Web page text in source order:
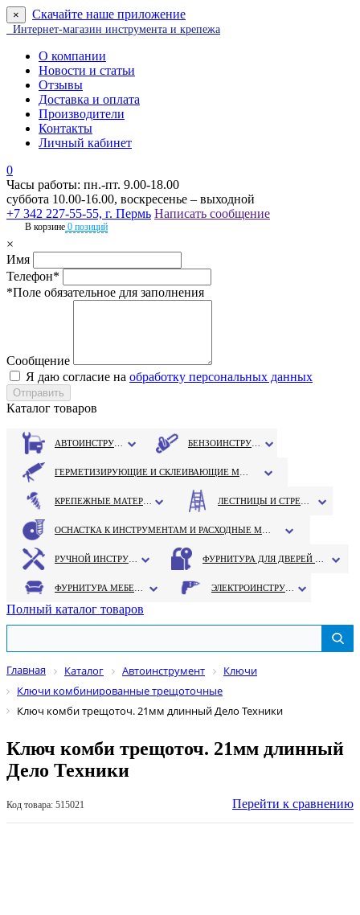
× Скачайте наше приложение
Интернет-магазин инструмента и крепежа
О компании
Новости и статьи
Отзывы
Доставка и оплата
Производители
Контакты
Личный кабинет
0
Часы работы: пн.-пт. 9.00-18.00
суббота 10.00-16.00, воскресенье – выходной
+7 342 227-55-55, г. Пермь Написать сообщение
В корзине 0 позиций
×
Имя
Телефон*
*Поле обязательное для заполнения
Сообщение
Я даю согласие на обработку персональных данных
Каталог товаров
Полный каталог товаров
Главная Каталог Автоинструмент
Ключи
Ключи комбинированные трещоточные
Ключ комби трещоточ. 21мм длинный Дело Техники
Ключ комби трещоточ. 21мм длинный
Дело Техники
Код товара: 515021 Перейти к сравнению